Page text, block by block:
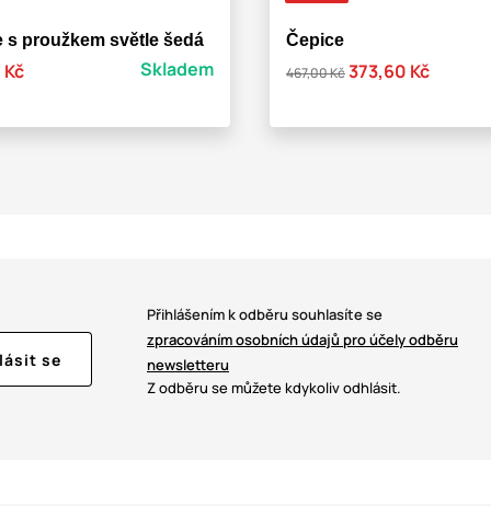
s proužkem světle šedá
Skladem
Čepice
467,00 Kč373,60 Kč
se
Přihlášením k odběru souhlasíte se
zpracováním osobních údajů pro účely odběru
newsletteru
Z odběru se můžete kdykoliv odhlásit.